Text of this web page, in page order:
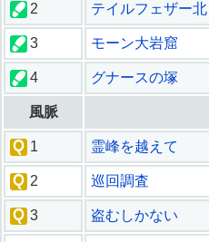
2 テイルフェザー北
3 モーン大岩窟
4 グナースの塚
風脈
1 霊峰を越えて
2 巡回調査
3 盗むしかない